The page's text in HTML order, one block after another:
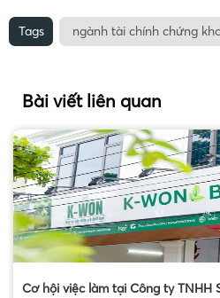
Tags ngành tài chính chứng
Bài viết liên quan
Cơ hội việc làm tại Công ty TNHH